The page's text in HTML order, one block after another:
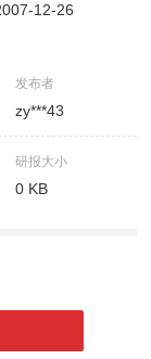
12-26
发布者
zy***43
研报大小
0 KB